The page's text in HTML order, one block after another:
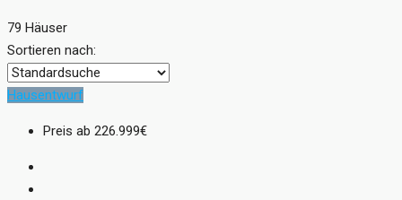
79 Häuser
Sortieren nach:
Hausentwurf
Preis ab 226.999€